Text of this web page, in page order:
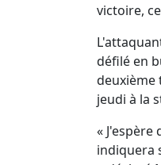
victoire,
défilé en
deuxième
jeudi à la
«
indiquera